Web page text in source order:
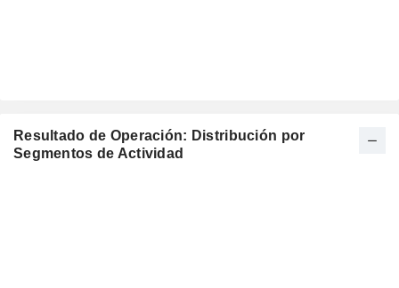
Resultado de Operación: Distribución por
Segmentos de Actividad